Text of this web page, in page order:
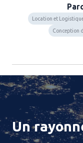
Location et
Conception
Un